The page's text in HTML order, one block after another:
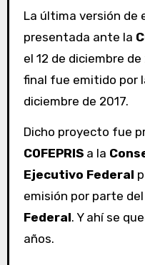
La última versión de
presentada ante la
el 12 de diciembre
final fue emitido por
diciembre de 2017.
Dicho proyecto fue
COFEPRISa la
Ejecutivo Federal
emisión por parte
Federal. Y ahí se
años.